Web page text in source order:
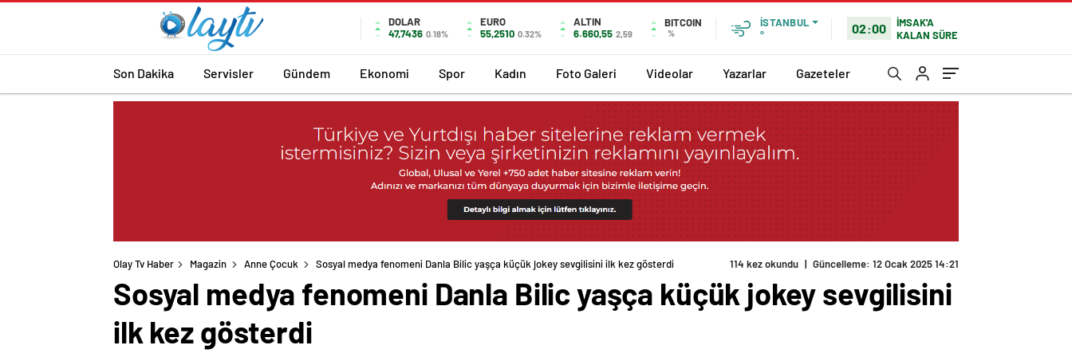
DOLAR
47,7436 0.18%
EURO
55,2510 0.32%
ALTIN
6.660,55 2,59
BITCOIN
%
İSTANBUL
°
02:00
İMSAK'A
KALAN SÜRE
Son Dakika Servisler Gündem Ekonomi Spor Kadın Foto Galeri Videolar Yazarlar Gazeteler
Olay Tv Haber Magazin Anne Çocuk Sosyal medya fenomeni Danla Bilic yaşça küçük jokey sevgilisini ilk kez gösterdi
Sosyal medya fenomeni Danla Bilic yaşça küçük jokey sevgilisini
ilk kez gösterdi